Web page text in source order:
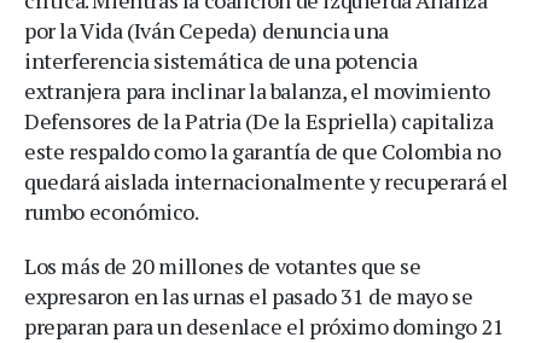
por la Vida (Iván Cepeda) denuncia una
interferencia sistemática de una potencia
extranjera para inclinar la balanza, el movimiento
Defensores de la Patria (De la Espriella) capitaliza
este respaldo como la garantía de que Colombia no
quedará aislada internacionalmente y recuperará el
rumbo económico.
Los más de 20 millones de votantes que se
expresaron en las urnas el pasado 31 de mayo se
preparan para un desenlace el próximo domingo 21